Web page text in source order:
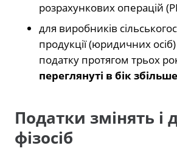
розрахункових операцій
для виробників
продукції (юридичних
податку протягом трьох
переглянуті в бік
Податки змінять і
фізосіб